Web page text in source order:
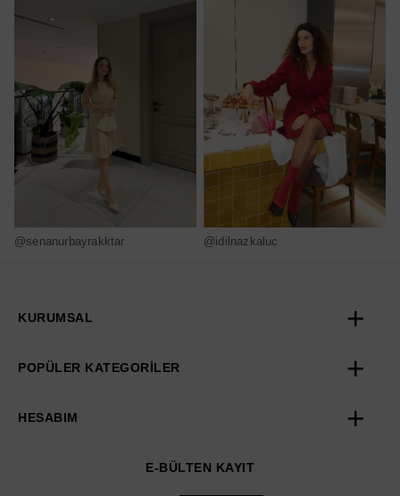
@senanurbayrakktar @idilnazkaluc
KURUMSAL
POPÜLER KATEGORİLER
HESABIM
E-BÜLTEN KAYIT